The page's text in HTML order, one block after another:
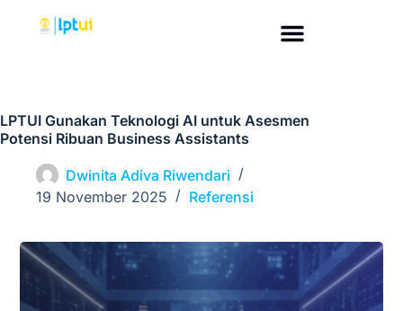
LPTUI Gunakan Teknologi AI untuk Asesmen
Potensi Ribuan Business Assistants
Dwinita Adiva Riwendari
19 November 2025
Referensi